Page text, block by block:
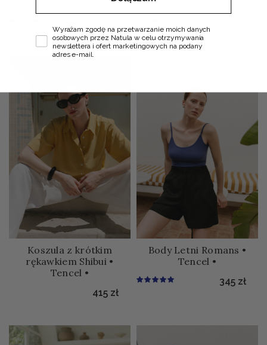
Koszula z krótkim
rękawkiem Shibui •
Tencel •
415 zł
Body Letni Romans •
Tencel •
345 zł
ZgodaWyrażam zgodę na przetwarzanie moich danych
osobowych przez Natula w celu otrzymywania
newslettera i ofert marketingowych na podany
adres e-mail.